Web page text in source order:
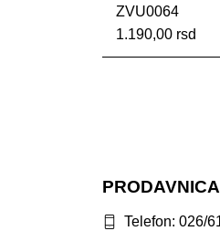
ZVU0064
1.190,00 rsd
DODAJ U
Telefon: 026/